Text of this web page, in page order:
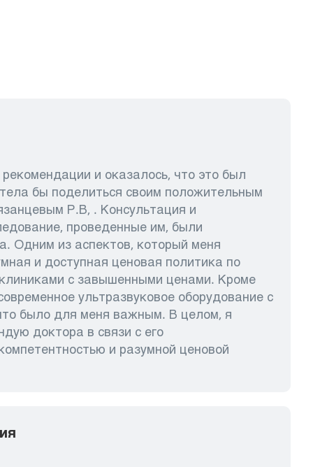
и оказалось, что это был
бы поделиться своим положительным
Р.В, . Консультация и
проведенные им, были
Одним из аспектов, который меня
и доступная ценовая политика по
с завышенными ценами. Кроме
ультразвуковое оборудование с
было для меня важным. В целом, я
доктора в связи с его
и разумной ценовой